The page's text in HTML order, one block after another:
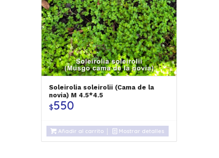
Soleirolia soleirolii (Cama de la
novia) M 4.5*4.5
$550
Añadir al carrito Mostrar detalles